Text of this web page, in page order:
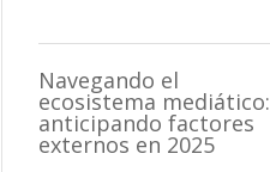
Navegando el
ecosistema mediático:
anticipando factores
externos en 2025